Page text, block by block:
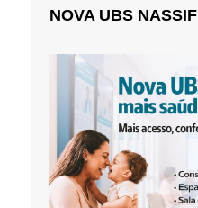
NOVA UBS NASSIF